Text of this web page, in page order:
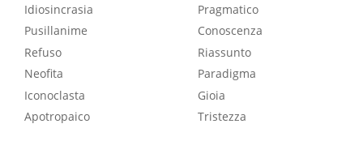
Idiosincrasia
Pusillanime
Refuso
Neofita
Iconoclasta
Apotropaico
Pragmatico
Conoscenza
Riassunto
Paradigma
Gioia
Tristezza